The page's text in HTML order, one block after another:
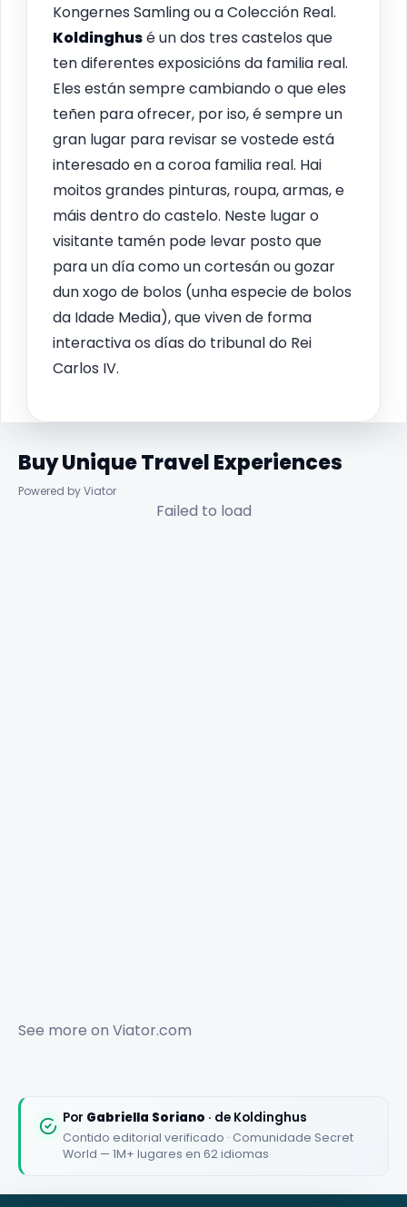
Kongernes Samling ou a Colección Real.
Koldinghusé un dos tres castelos que
ten diferentes exposicións da familia real.
Eles están sempre cambiando o que eles
teñen para ofrecer, por iso, é sempre un
gran lugar para revisar se vostede está
interesado en a coroa familia real. Hai
moitos grandes pinturas, roupa, armas, e
máis dentro do castelo. Neste lugar o
visitante tamén pode levar posto que
para un día como un cortesán ou gozar
dun xogo de bolos (unha especie de bolos
da Idade Media), que viven de forma
interactiva os días do tribunal do Rei
Carlos IV.
Buy Unique Travel Experiences
Powered by Viator
Failed to load
See more on Viator.com
Por Gabriella Soriano · de Koldinghus
Contido editorial verificado · Comunidade Secret
World — 1M+ lugares en 62 idiomas